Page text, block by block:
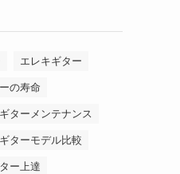
エレキギター
の寿命
ギターメンテナンス
ギターモデル比較
ー上達